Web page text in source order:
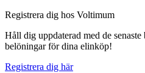
Registrera dig hos Voltimum
Håll dig uppdaterad med de
belöningar för dina elinköp!
Registrera dig här